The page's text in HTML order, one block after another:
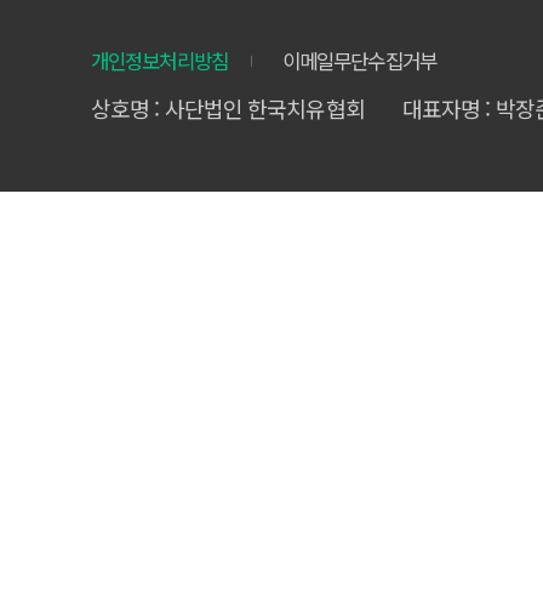
개인정보처리방침 이메일무단수집거부
상호명 : 사단법인 한국치유협회 대표자명 : 박장